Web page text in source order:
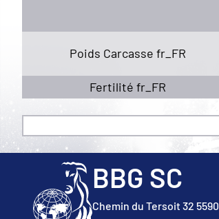
Poids Carcasse fr_FR
Fertilité fr_FR
BBG SC
Chemin du Tersoit 32 5590